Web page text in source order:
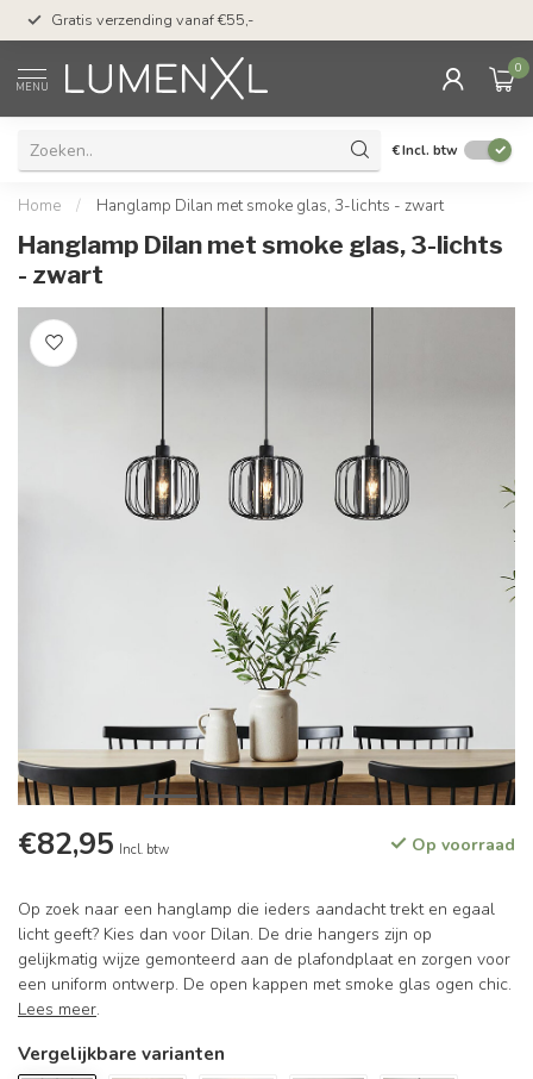
Gratis verzending vanaf €55,-
MENU
0
€Incl. btw
Home / Hanglamp Dilan met smoke glas, 3-lichts - zwart
Hanglamp Dilan met smoke glas, 3-lichts
- zwart
€82,95 Incl. btw Op voorraad
Op zoek naar een hanglamp die ieders aandacht trekt en egaal
licht geeft? Kies dan voor Dilan. De drie hangers zijn op
gelijkmatig wijze gemonteerd aan de plafondplaat en zorgen voor
een uniform ontwerp. De open kappen met smoke glas ogen chic.
Lees meer.
Vergelijkbare varianten